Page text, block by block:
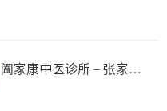
阖家康中医诊所－张家宁